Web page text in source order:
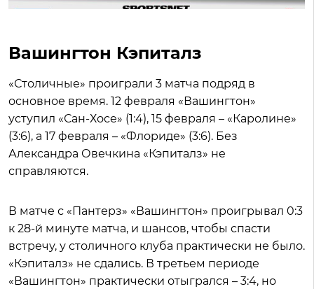
Вашингтон Кэпиталз
«Столичные» проиграли 3 матча подряд в
основное время. 12 февраля «Вашингтон»
уступил «Сан-Хосе» (1:4), 15 февраля – «Каролине»
(3:6), а 17 февраля – «Флориде» (3:6). Без
Александра Овечкина «Кэпиталз» не
справляются.
В матче с «Пантерз» «Вашингтон» проигрывал 0:3
к 28-й минуте матча, и шансов, чтобы спасти
встречу, у столичного клуба практически не было.
«Кэпиталз» не сдались. В третьем периоде
«Вашингтон» практически отыгрался – 3:4, но